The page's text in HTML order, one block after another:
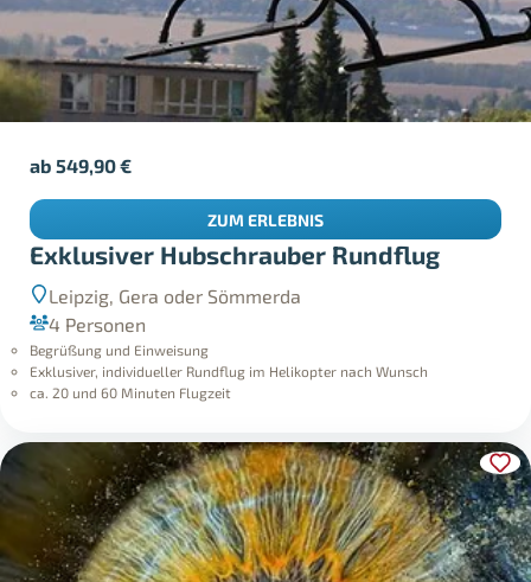
Exklusiver Hubschrauber Rundflug
Leipzig, Gera oder Sömmerda
4 Personen
Begrüßung und Einweisung
Exklusiver, individueller Rundflug im Helikopter nach Wunsch
ca. 20 und 60 Minuten Flugzeit
ab 549,90€
ZUM ERLEBNIS